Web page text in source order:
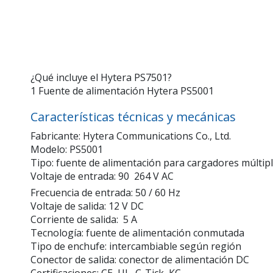
¿Qué incluye el Hytera PS7501?
1 Fuente de alimentación Hytera PS5001
Características técnicas y mecánicas
Fabricante: Hytera Communications Co., Ltd.
Modelo: PS5001
Tipo: fuente de alimentación para cargadores
Voltaje de entrada: 90  264 V AC
Frecuencia de entrada: 50 / 60 Hz
Voltaje de salida: 12 V DC
Corriente de salida: 5 A
Tecnología: fuente de alimentación conmutada
Tipo de enchufe: intercambiable según región
Conector de salida: conector de alimentación DC